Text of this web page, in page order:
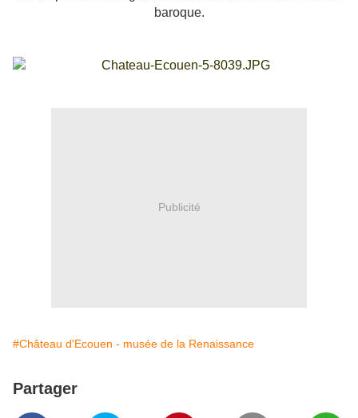
baroque.
Publicité
#Château d'Ecouen - musée de la Renaissance
Partager